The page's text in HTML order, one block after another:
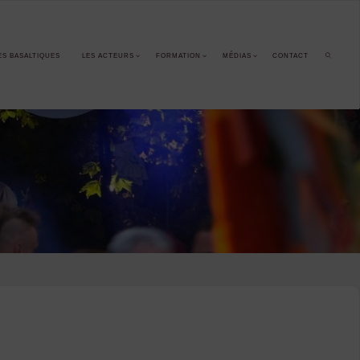
BASALTIQUES LES ACTEURS FORMATION MÉDIAS CONTACT